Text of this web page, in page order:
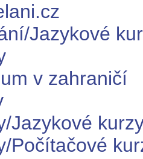
Jazykové
v zahraničí
Jazykové
Počítačové